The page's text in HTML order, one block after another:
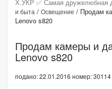
Избранное
Личный кабинет
Поиск по сайту
Х.УКР ✅ Самая дружелюбная
и быта / Освещение / Продам
Lenovo s820
Продам камеры и
Lenovo s820
подано: 22.01.2016 номер: 30114